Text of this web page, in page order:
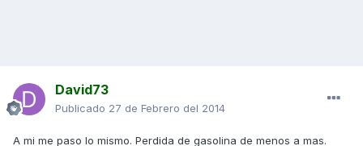
David73
Publicado 27 de Febrero del 2014
A mi me paso lo mismo. Perdida de gasolina de menos a mas.